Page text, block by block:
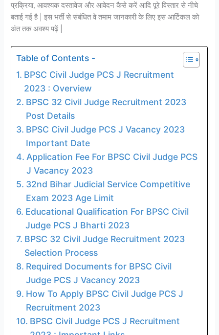
प्रक्रिया, आवश्यक दस्तावेज और आवेदन कैसे करें आदि पूरे विस्तार से नीचे
बताई गई है | इस भर्ती से संबंधित वे तमाम जानकारी के लिए इस आर्टिकल को
अंत तक अवश्य पढ़ें |
Table of Contents -
BPSC Civil Judge PCS J Recruitment
2023 : Overview
BPSC 32 Civil Judge Recruitment 2023
Post Details
BPSC Civil Judge PCS J Vacancy 2023
Important Date
Application Fee For BPSC Civil Judge PCS
J Vacancy 2023
32nd Bihar Judicial Service Competitive
Exam 2023 Age Limit
Educational Qualification For BPSC Civil
Judge PCS J Bharti 2023
BPSC 32 Civil Judge Recruitment 2023
Selection Process
Required Documents for BPSC Civil
Judge PCS J Vacancy 2023
How To Apply BPSC Civil Judge PCS J
Recruitment 2023
BPSC Civil Judge PCS J Recruitment